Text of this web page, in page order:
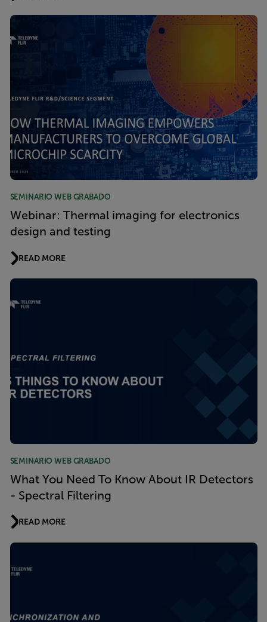
SEMINARIO WEB GRABADO
Webinar: Thermal imaging for electronics
design and testing
READ MORE
SEMINARIO WEB GRABADO
What You Need To Know About IR Detectors
- Spectral Filtering
READ MORE